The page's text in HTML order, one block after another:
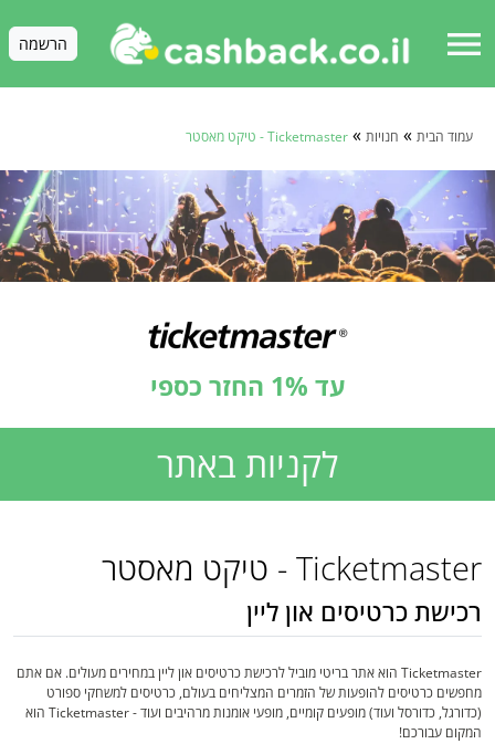
menu הרשמה
עמוד הבית » חנויות » Ticketmaster - טיקט מאסטר
עד 1% החזר כספי
לקניות באתר
Ticketmaster - טיקט מאסטר
רכישת כרטיסים און ליין
Ticketmaster הוא אתר בריטי מוביל לרכישת כרטיסים און ליין במחירים מעולים. אם אתם
מחפשים כרטיסים להופעות של הזמרים המצליחים בעולם, כרטיסים למשחקי ספורט
(כדורגל, כדורסל ועוד) מופעים קומיים, מופעי אומנות מרהיבים ועוד - Ticketmaster הוא
המקום עבורכם!